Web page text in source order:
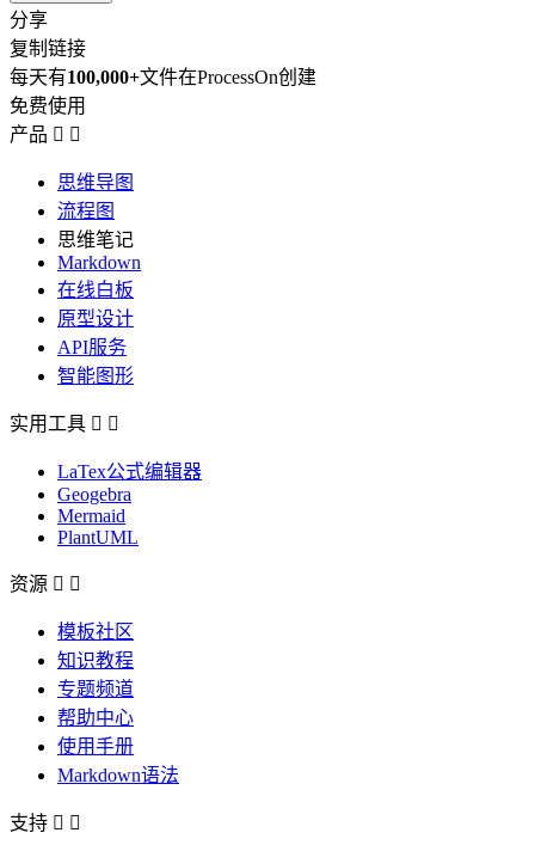
分享
复制链接
每天有100,000+文件在ProcessOn创建
免费使用
产品  
思维导图
流程图
思维笔记
Markdown
在线白板
原型设计
API服务
智能图形
实用工具  
LaTex公式编辑器
Geogebra
Mermaid
PlantUML
资源  
模板社区
知识教程
专题频道
帮助中心
使用手册
Markdown语法
支持  